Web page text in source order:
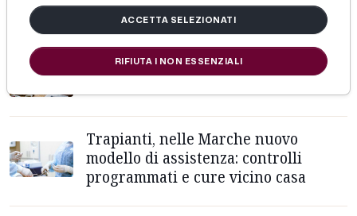
3635 ARTICOLI
L'intestino del tuo bambino parla al
Trapianti, nelle Marche nuovo
modello di assistenza: controlli
programmati e cure vicino casa
ACCETTA SELEZIONATI
RIFIUTA I NON ESSENZIALI